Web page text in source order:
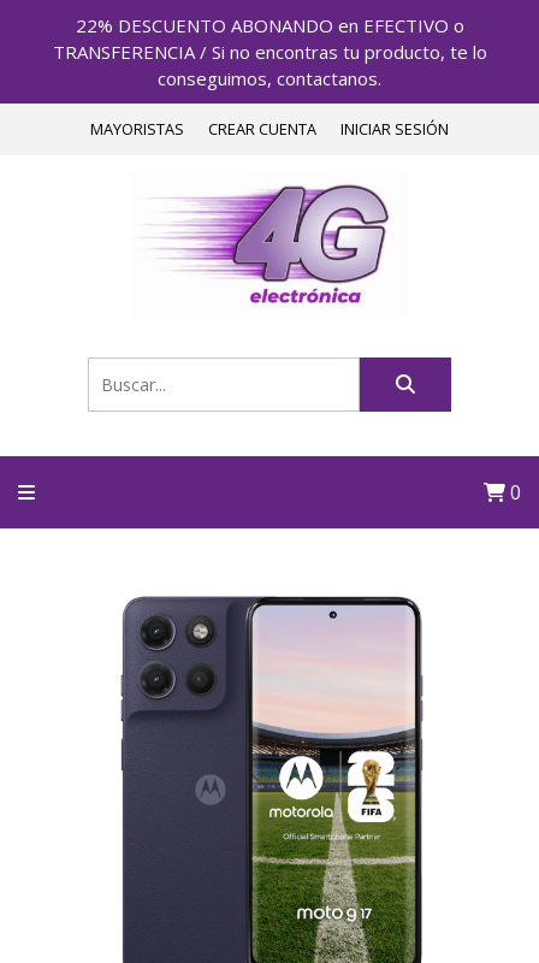
22% DESCUENTO ABONANDO en EFECTIVO o
TRANSFERENCIA / Si no encontras tu producto, te lo
conseguimos, contactanos.
MAYORISTAS CREAR CUENTA INICIAR SESIÓN
0